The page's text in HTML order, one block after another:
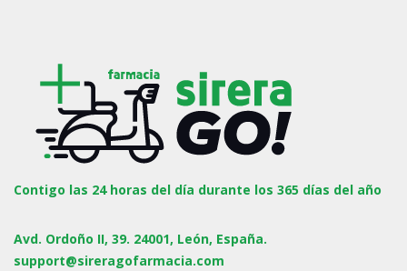
Contigo las 24 horas del día durante los 365 días del año
Avd. Ordoño II, 39. 24001, León, España.
support@sireragofarmacia.com